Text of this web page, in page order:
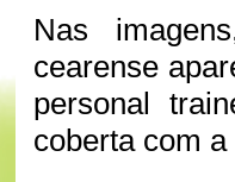
Nas
cearense
personal
coberta com